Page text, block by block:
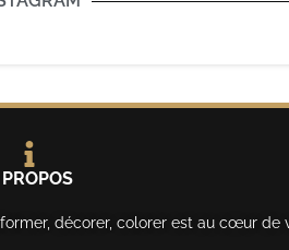
décorer, colorer est au cœur